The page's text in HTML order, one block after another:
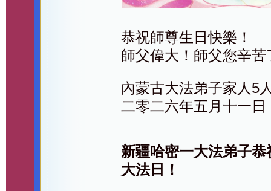
恭祝師尊生日快樂！
師父偉大！師父您辛苦
內蒙古大法弟子家人5
二零二六年五月十一日
新疆哈密一大法弟子
大法日！